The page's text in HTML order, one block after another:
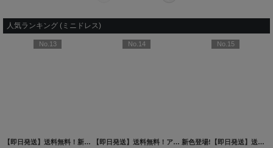
人気ランキング (ミニドレス)
No.13
【即日発送】送料無料！新色登場！ビジューキャミソールミニドレス/キャバドレス 【XS-Mサイズ / 10カラー】[OF03-X] 【YN】dzw
No.14
【即日発送】送料無料！アメスリ/ビジュー/シアー/シフォン/チュール/ティアード/フレア/ミニドレス/キャバドレス【XS-Mサイズ/2カラー】[OF03]【YN】dzwuBF
No.15
新色登場!【即日発送】送料無料!バックレースアップ/リボン/キャミソール/フレア/ミニドレス/キャバドレス【XS-Sサイズ/3カラー】[OF03]【YN】dzjvBF【一部予約商品/9月上旬発送予定】